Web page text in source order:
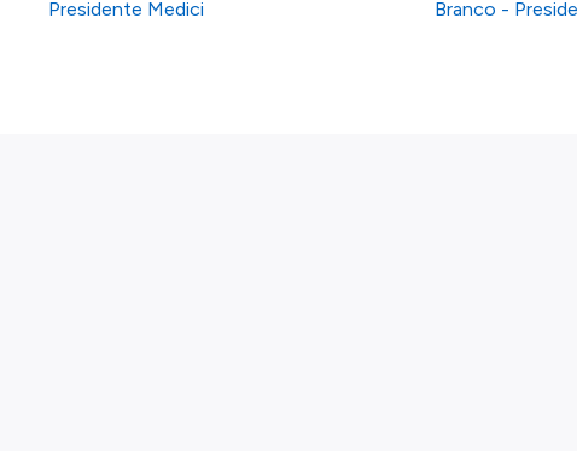
Presidente Medici
Branco -